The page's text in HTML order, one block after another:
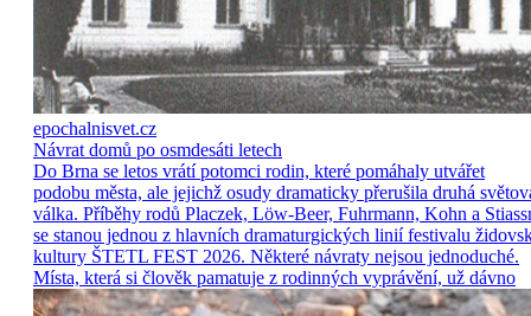
epochalnisvet.cz
Návrat domů po osmdesáti letech
Do Brna se letos vrátí potomci rodin, které pomáhaly utvářet
podobu města, ale jejichž osudy dramaticky přerušila druhá
válka. Příběhy rodů Placzek, Löw-Beer, Fuhrmann, Kohn a
se stanou jednou z hlavních dramaturgických linií festivalu
kultury ŠTETL FEST 2026. Některé návraty nejsou jednoduché.
Místa, která si člověk pamatuje z rodinných vyprávění, už dávno